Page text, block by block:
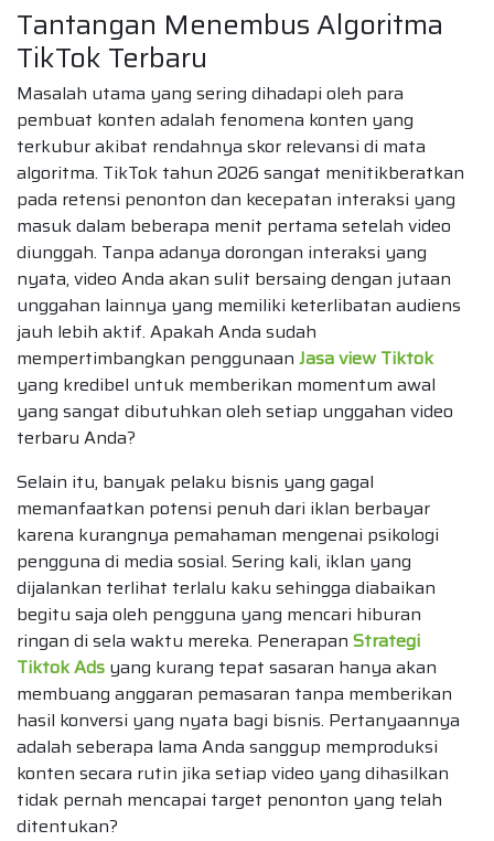
Tantangan Menembus Algoritma
TikTok Terbaru
Masalah utama yang sering dihadapi oleh para
pembuat konten adalah fenomena konten yang
terkubur akibat rendahnya skor relevansi di mata
algoritma. TikTok tahun 2026 sangat menitikberatkan
pada retensi penonton dan kecepatan interaksi yang
masuk dalam beberapa menit pertama setelah video
diunggah. Tanpa adanya dorongan interaksi yang
nyata, video Anda akan sulit bersaing dengan jutaan
unggahan lainnya yang memiliki keterlibatan audiens
jauh lebih aktif. Apakah Anda sudah
mempertimbangkan penggunaan Jasa view Tiktok
yang kredibel untuk memberikan momentum awal
yang sangat dibutuhkan oleh setiap unggahan video
terbaru Anda?
Selain itu, banyak pelaku bisnis yang gagal
memanfaatkan potensi penuh dari iklan berbayar
karena kurangnya pemahaman mengenai psikologi
pengguna di media sosial. Sering kali, iklan yang
dijalankan terlihat terlalu kaku sehingga diabaikan
begitu saja oleh pengguna yang mencari hiburan
ringan di sela waktu mereka. Penerapan Strategi
Tiktok Ads yang kurang tepat sasaran hanya akan
membuang anggaran pemasaran tanpa memberikan
hasil konversi yang nyata bagi bisnis. Pertanyaannya
adalah seberapa lama Anda sanggup memproduksi
konten secara rutin jika setiap video yang dihasilkan
tidak pernah mencapai target penonton yang telah
ditentukan?